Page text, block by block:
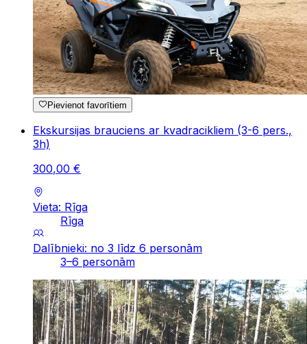
Pievienot favorītiem
Ekskursijas brauciens ar kvadracikliem (3-6 pers.,
3h)
300,00 €
Vieta: Rīga
Rīga
Dalībnieki: no 3 līdz 6 personām
3–6 personām